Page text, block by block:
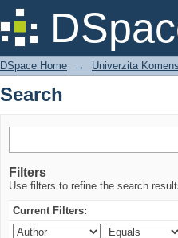
Search
DSpace Home → Univerzita
Search
Filters
Use filters to refine the search
Current Filters: